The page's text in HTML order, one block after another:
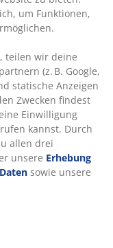
und
Informationen
wo
das Cookie-
auf „Alle
unsere